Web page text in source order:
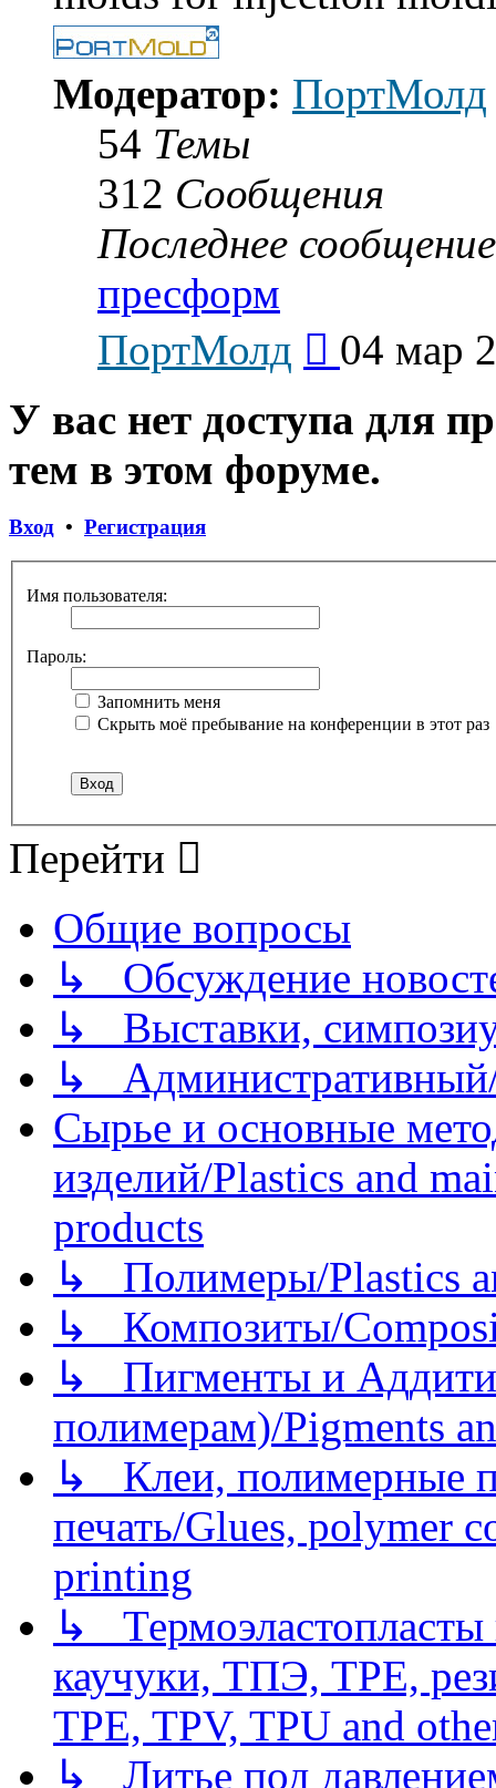
Модератор: ПортМолд
54 Темы
312 Сообщения
Последнее сообщение
пресформ
ПортМолд
последнему
04 мар
У вас нет доступа для
тем в этом форуме.
Вход • Регистрация
Имя пользователя:
Пароль:
Запомнить меня
Скрыть моё пребывание на конференции в этот раз
Перейти
Общие вопросы
↳ Обсуждение
↳ Выставки,
↳
Сырье и основные
изделий/Plastics and
products
↳ Полимеры/Plastics
↳ Композиты/
↳ Пигменты и
полимерам)/Pigments
↳ Клеи, полимерные
печать/Glues, polymer
printing
↳
каучуки, ТПЭ, TPE,
TPE, TPV, TPU and
↳ Литье под